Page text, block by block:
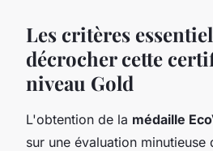
Les critères
décrocher cette
niveau Gold
L'obtention de la médaille
sur une évaluation minutieuse